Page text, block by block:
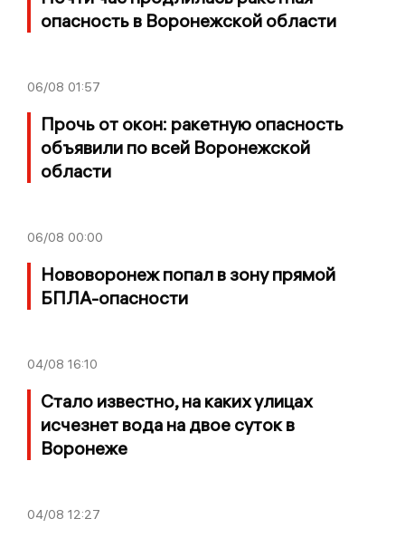
опасность в Воронежской области
06/08 01:57
Прочь от окон: ракетную опасность
объявили по всей Воронежской
области
06/08 00:00
Нововоронеж попал в зону прямой
БПЛА-опасности
04/08 16:10
Стало известно, на каких улицах
исчезнет вода на двое суток в
Воронеже
04/08 12:27